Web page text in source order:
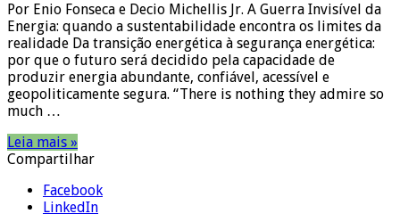
Por Enio Fonseca e Decio Michellis Jr. A Guerra Invisível da
Energia: quando a sustentabilidade encontra os limites da
realidade Da transição energética à segurança energética:
por que o futuro será decidido pela capacidade de
produzir energia abundante, confiável, acessível e
geopoliticamente segura. “There is nothing they admire so
much …
Leia mais »
Compartilhar
Facebook
LinkedIn